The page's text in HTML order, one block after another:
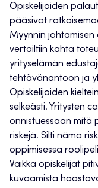
Opiskelijoiden
pääsivät
Myynnin
vertailtiin kahta
yrityselämän
tehtävänantoon ja
Opiskelijoiden
selkeästi. Yritysten
onnistuessaan mitä
riskejä. Silti nämä
oppimisessa
Vaikka opiskelijat
kuvaamista